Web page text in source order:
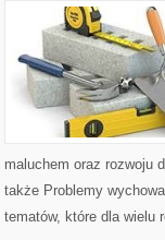
maluchem oraz rozwoju
także Problemy
tematów, które dla wielu